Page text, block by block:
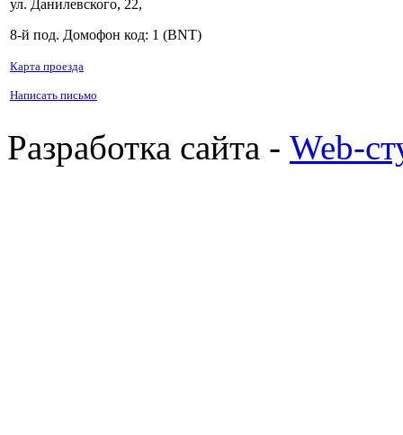
ул. Данилевского, 22,
8-й под. Домофон код: 1 (BNT)
Карта проезда
Написать письмо
Разработка сайта - Web-